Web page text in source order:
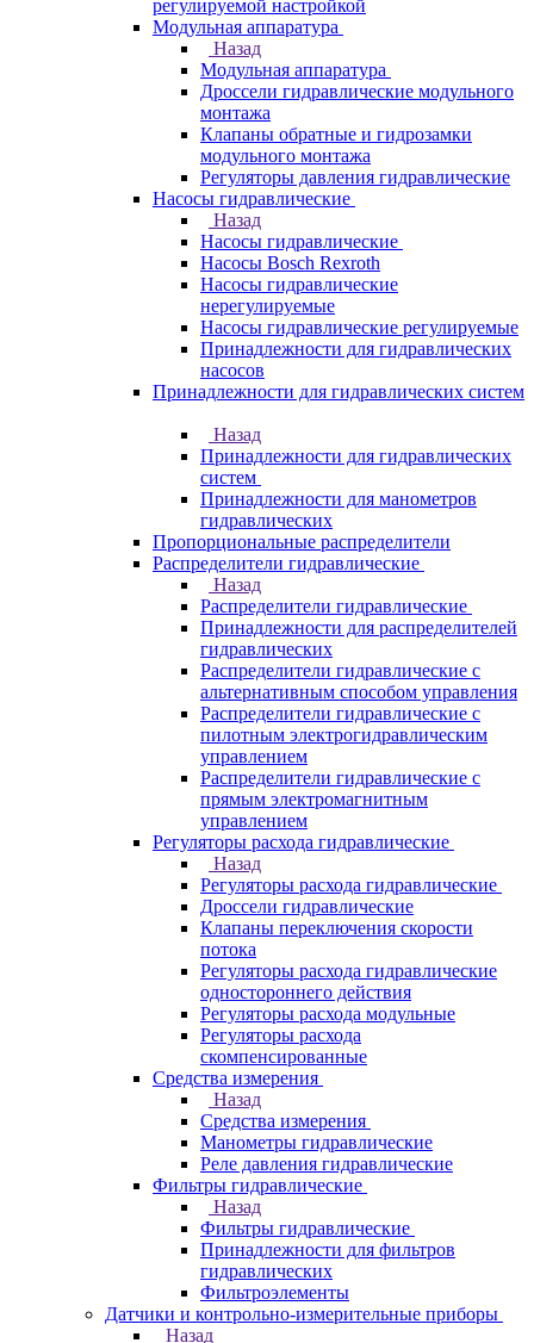
регулируемой настройкой
Модульная аппаратура
Назад
Модульная аппаратура
Дроссели гидравлические модульного
монтажа
Клапаны обратные и гидрозамки
модульного монтажа
Регуляторы давления гидравлические
Насосы гидравлические
Назад
Насосы гидравлические
Насосы Bosch Rexroth
Насосы гидравлические
нерегулируемые
Насосы гидравлические регулируемые
Принадлежности для гидравлических
насосов
Принадлежности для гидравлических систем
Назад
Принадлежности для гидравлических
систем
Принадлежности для манометров
гидравлических
Пропорциональные распределители
Распределители гидравлические
Назад
Распределители гидравлические
Принадлежности для распределителей
гидравлических
Распределители гидравлические с
альтернативным способом управления
Распределители гидравлические с
пилотным электрогидравлическим
управлением
Распределители гидравлические с
прямым электромагнитным
управлением
Регуляторы расхода гидравлические
Назад
Регуляторы расхода гидравлические
Дроссели гидравлические
Клапаны переключения скорости
потока
Регуляторы расхода гидравлические
одностороннего действия
Регуляторы расхода модульные
Регуляторы расхода
скомпенсированные
Средства измерения
Назад
Средства измерения
Манометры гидравлические
Реле давления гидравлические
Фильтры гидравлические
Назад
Фильтры гидравлические
Принадлежности для фильтров
гидравлических
Фильтроэлементы
Датчики и контрольно-измерительные приборы
Назад